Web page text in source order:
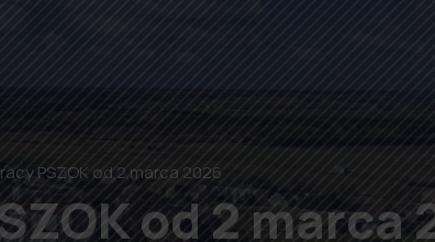
PSZOK od 2 marca 2026
od 2 marca